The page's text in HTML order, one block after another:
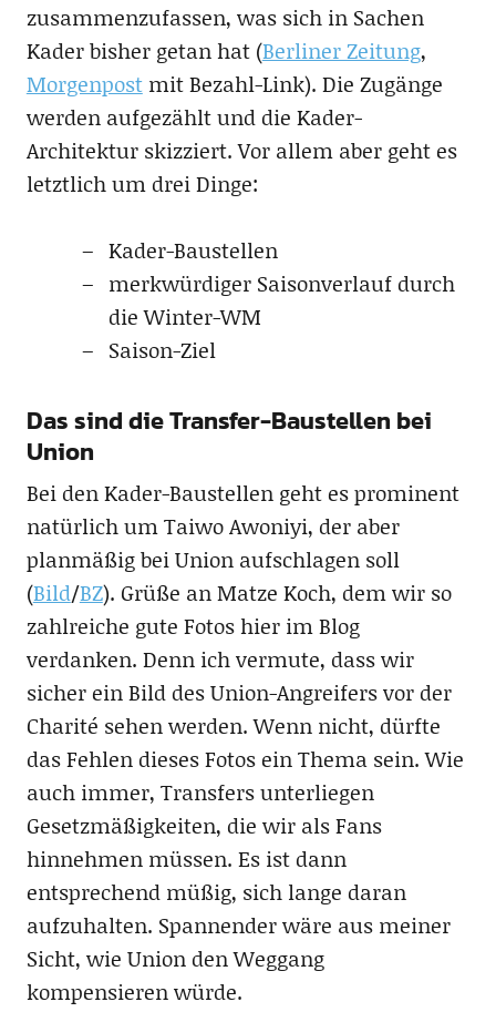
zusammenzufassen, was sich in Sachen
Kader bisher getan hat (Berliner Zeitung,
Morgenpostmit Bezahl-Link). Die Zugänge
werden aufgezählt und die Kader-
Architektur skizziert. Vor allem aber geht es
letztlich um drei Dinge:
Kader-Baustellen
merkwürdiger Saisonverlauf durch
die Winter-WM
Saison-Ziel
Das sind die Transfer-Baustellen bei
Union
Bei den Kader-Baustellen geht es prominent
natürlich um Taiwo Awoniyi, der aber
planmäßig bei Union aufschlagen soll
(Bild/BZ). Grüße an Matze Koch, dem wir so
zahlreiche gute Fotos hier im Blog
verdanken. Denn ich vermute, dass wir
sicher ein Bild des Union-Angreifers vor der
Charité sehen werden. Wenn nicht, dürfte
das Fehlen dieses Fotos ein Thema sein. Wie
auch immer, Transfers unterliegen
Gesetzmäßigkeiten, die wir als Fans
hinnehmen müssen. Es ist dann
entsprechend müßig, sich lange daran
aufzuhalten. Spannender wäre aus meiner
Sicht, wie Union den Weggang
kompensieren würde.